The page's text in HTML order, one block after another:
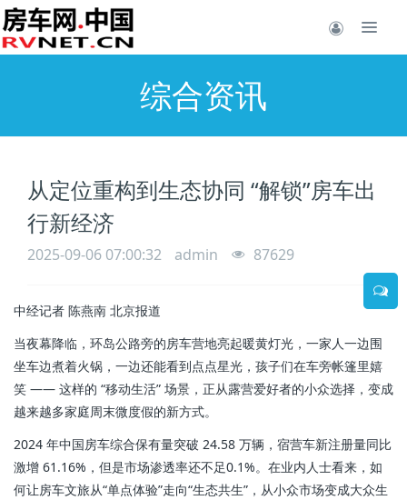
综合资讯
从定位重构到生态协同 “解锁”房车出
行新经济
2025-09-06 07:00:32 admin 87629
中经记者 陈燕南 北京报道
当夜幕降临，环岛公路旁的房车营地亮起暖黄灯光，一家人一边围
坐车边煮着火锅，一边还能看到点点星光，孩子们在车旁帐篷里嬉
笑 —— 这样的 “移动生活” 场景，正从露营爱好者的小众选择，变成
越来越多家庭周末微度假的新方式。
2024 年中国房车综合保有量突破 24.58 万辆，宿营车新注册量同比
激增 61.16%，但是市场渗透率还不足0.1%。在业内人士看来，如
何让房车文旅从“单点体验”走向“生态共生”，从小众市场变成大众生